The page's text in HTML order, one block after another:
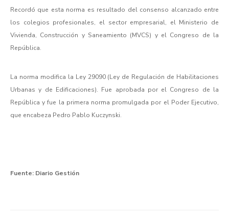
Recordó que esta norma es resultado del consenso alcanzado entre
los colegios profesionales, el sector empresarial, el Ministerio de
Vivienda, Construcción y Saneamiento (MVCS) y el Congreso de la
República.
La norma modifica la Ley 29090 (Ley de Regulación de Habilitaciones
Urbanas y de Edificaciones). Fue aprobada por el Congreso de la
República y fue la primera norma promulgada por el Poder Ejecutivo,
que encabeza Pedro Pablo Kuczynski.
Fuente: Diario Gestión